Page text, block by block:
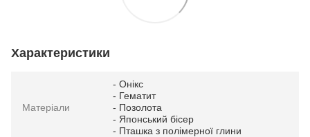
Характеристики
Матеріали
- Онікс
- Гематит
- Позолота
- Японський бісер
- Пташка з полімерної глини